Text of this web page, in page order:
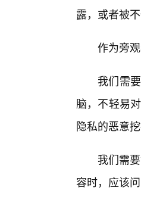
露，或者被
作为旁
我们需
脑，不轻易
隐私的恶意挖
我们需
容时，应该